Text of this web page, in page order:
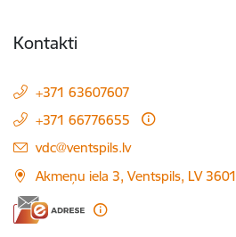
Kontakti
+371 63607607
+371 66776655
E-pasts:
vdc@ventspils.lv
Akmeņu iela 3, Ventspils, LV 3601